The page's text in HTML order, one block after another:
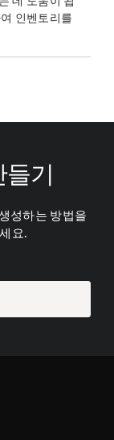
인벤토리를
들기
성하는 방법을
요.